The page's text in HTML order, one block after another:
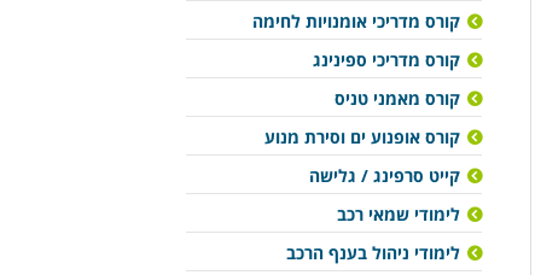
קורס מדריכי אומנויות לחימה
קורס מדריכי ספינינג
קורס מאמני טניס
קורס אופנוע ים וסירת מנוע
קייט סרפינג / גלישה
לימודי שמאי רכב
לימודי ניהול בענף הרכב